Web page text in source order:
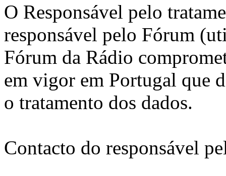
O Responsável pelo
responsável pelo Fórum
Fórum da Rádio
em vigor em Portugal que
o tratamento dos dados.
Contacto do responsável